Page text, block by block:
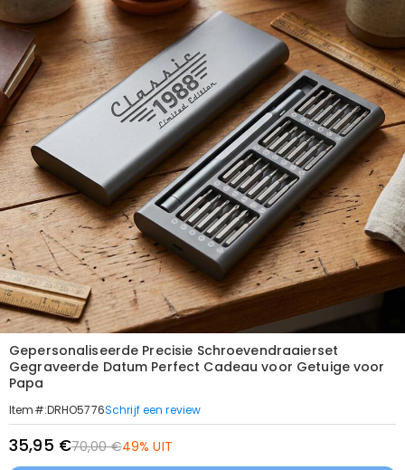
Gepersonaliseerde Precisie Schroevendraaierset
Gegraveerde Datum Perfect Cadeau voor Getuige voor
Papa
Item#:DRHO5776Schrijf een review
35,95 €70,00 €49% UIT